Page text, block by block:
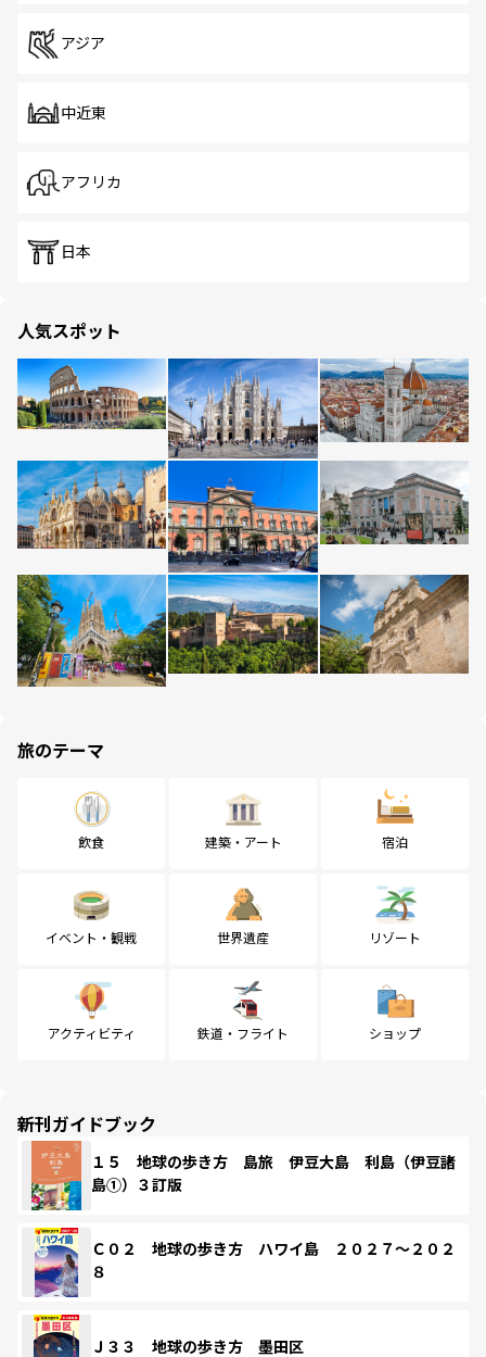
アジア
中近東
アフリカ
日本
人気スポット
旅のテーマ
飲食 建築・アート 宿泊
イベント・観戦 世界遺産 リゾート
アクティビティ 鉄道・フライト ショップ
新刊ガイドブック
１５ 地球の歩き方 島旅 伊豆大島 利島（伊豆諸
島①）３訂版
Ｃ０２ 地球の歩き方 ハワイ島 ２０２７～２０２
８
Ｊ３３ 地球の歩き方 墨田区